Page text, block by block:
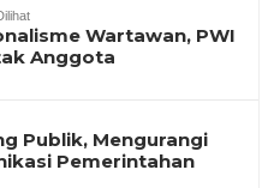
Wartawan, PWI
Anggota
Publik, Mengurangi
Pemerintahan